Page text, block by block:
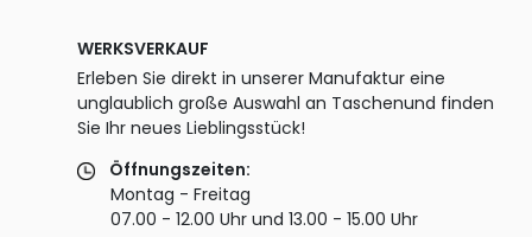
WERKSVERKAUF
Erleben Sie direkt in unserer Manufaktur eine
unglaublich große Auswahl an Taschenund finden
Sie Ihr neues Lieblingsstück!
Öffnungszeiten:
Montag - Freitag
07.00 - 12.00 Uhr und 13.00 - 15.00 Uhr